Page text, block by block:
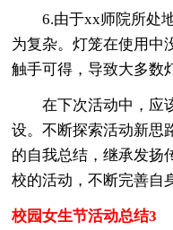
6.由于xx师院所处
为复杂。灯笼在使用中
触手可得，导致大多数
在下次活动中，应
设。不断探索活动新思
的自我总结，继承发扬
校的活动，不断完善自
校园女生节活动总结3